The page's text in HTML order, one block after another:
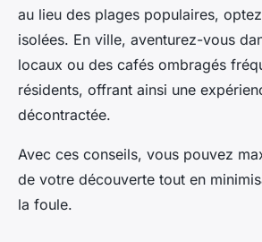
au lieu des plages populaires,
isolées. En ville, aventurez-vous
locaux ou des cafés ombragés
résidents, offrant ainsi une
décontractée.
Avec ces conseils, vous pouvez
de votre découverte tout en
la foule.